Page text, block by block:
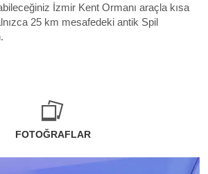
İzmir Kent Ormanı araçla kısa
25 km mesafedeki antik Spil
FOTOĞRAFLAR